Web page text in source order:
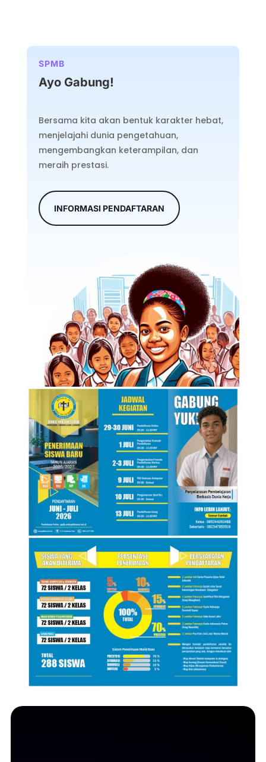
SPMB
Ayo Gabung!
Bersama kita akan bentuk karakter hebat,
menjelajahi dunia pengetahuan,
mengembangkan keterampilan, dan
meraih prestasi.
INFORMASI PENDAFTARAN